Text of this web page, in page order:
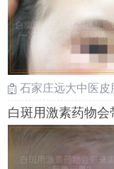
石家庄远大中医
白斑用激素药物会